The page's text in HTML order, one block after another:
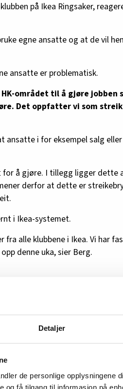
Detaljer
de personlige opplysningene
og få tilgang til informasjon på
på Ikea Ringsaker,
egne ansatte og at de vil
ansatte er problematisk.
området til å gjøre jobben
Det oppfatter vi som
ansatte i for eksempel salg
for å gjøre. I tillegg ligger dette
derfor at dette er
i Ikea-systemet.
alle klubbene i Ikea. Vi har
denne uka, sier Berg.
sier pressesjef Stine Odland til
Berg refererer til, ikke er en
men en arbeidskonflikt